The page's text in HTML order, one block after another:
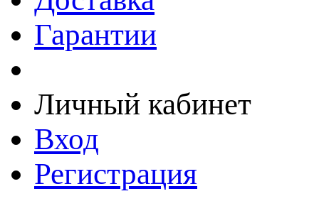
Гарантии
Личный кабинет
Вход
Регистрация